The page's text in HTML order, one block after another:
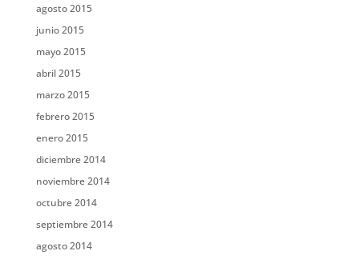
agosto 2015
junio 2015
mayo 2015
abril 2015
marzo 2015
febrero 2015
enero 2015
diciembre 2014
noviembre 2014
octubre 2014
septiembre 2014
agosto 2014